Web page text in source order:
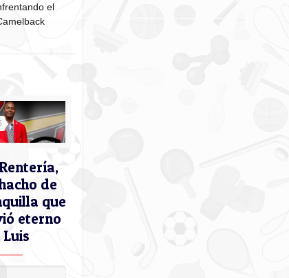
el
de
que
eterno
Luis